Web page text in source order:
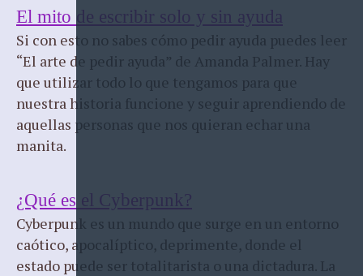
El mito de escribir solo y sin ayuda
Si con esto no sabes cómo pedir ayuda puedes leer
“El arte de pedir ayuda” de Amanda Palmer. Hay
que utilizar todo lo que tengamos para que
nuestra historia funcione y seguir aprendiendo de
aquellas personas que nos quieran echar una
manita.
¿Qué es el Cyberpunk?
Cyberpunk es un mundo que surge en un entorno
caótico, apocalíptico, deprimente, donde el
estado puede ser totalitarista o una dictadura. La